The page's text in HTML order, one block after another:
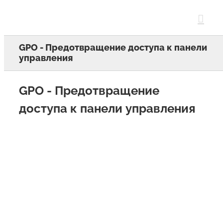
GPO - Предотвращение доступа к панели
управления
GPO - Предотвращение
доступа к панели управления